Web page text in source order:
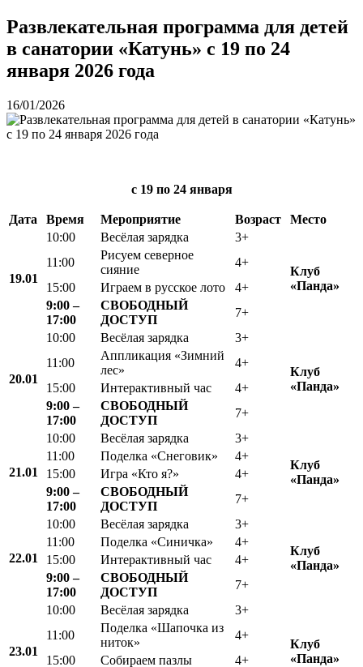
Развлекательная программа для детей
в санатории «Катунь» с 19 по 24
января 2026 года
16/01/2026
с 19 по 24 января
Дата Время Мероприятие Возраст Место
19.01
10:00 Весёлая зарядка 3+
Клуб
«Панда»
11:00
Рисуем северное
сияние
4+
15:00
Играем в русское лото
4+
9:00 –
17:00
СВОБОДНЫЙ
ДОСТУП
7+
20.01
10:00 Весёлая зарядка 3+
Клуб
«Панда»
11:00
Аппликация «Зимний
лес»
4+
15:00
Интерактивный час
4+
9:00 –
17:00
СВОБОДНЫЙ
ДОСТУП
7+
21.01
10:00 Весёлая зарядка
3+
Клуб
«Панда»
11:00 Поделка «Снеговик»
4+
15:00
Игра «Кто я?»
4+
9:00 –
17:00
СВОБОДНЫЙ
ДОСТУП
7+
22.01
10:00 Весёлая зарядка
3+
Клуб
«Панда»
11:00 Поделка «Синичка»
4+
15:00
Интерактивный час
4+
9:00 –
17:00
СВОБОДНЫЙ
ДОСТУП
7+
23.01
10:00 Весёлая зарядка 3+
Клуб
«Панда»
11:00
Поделка «Шапочка из
ниток»
4+
15:00
Собираем пазлы 4+